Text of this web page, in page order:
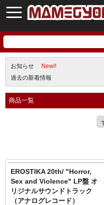
お知らせ
New!!
過去の新着情報
商品一覧
EROSTIKA 20th/ "Horror,
Sex and Violence" LP盤 オ
リジナルサウンドトラック
（アナログレコード）